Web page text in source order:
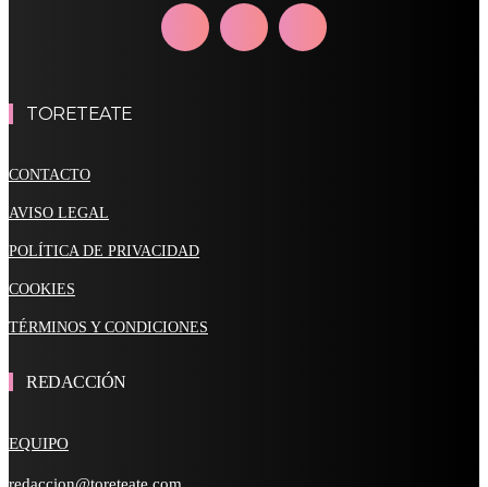
TORETEATE
CONTACTO
AVISO LEGAL
POLÍTICA DE PRIVACIDAD
COOKIES
TÉRMINOS Y CONDICIONES
REDACCIÓN
EQUIPO